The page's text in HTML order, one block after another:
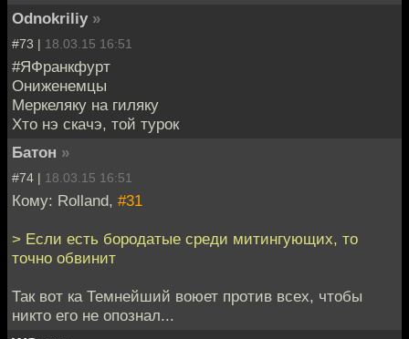
Odnokriliy »
#73 | 18.03.15 16:51
#ЯФранкфурт
Ониженемцы
Меркеляку на гиляку
Хто нэ скачэ, той турок
Батон »
#74 | 18.03.15 16:51
Кому: Rolland, #31
> Если есть бородатые среди митингующих, то
точно обвинит
Так вот ка Темнейший воюет против всех, чтобы
никто его не опознал...